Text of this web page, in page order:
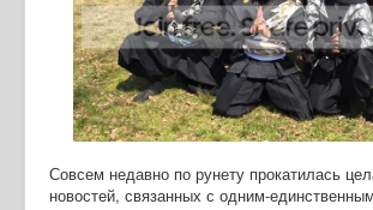
Совсем недавно по рунету прокатилась
новостей, связанных с одним-